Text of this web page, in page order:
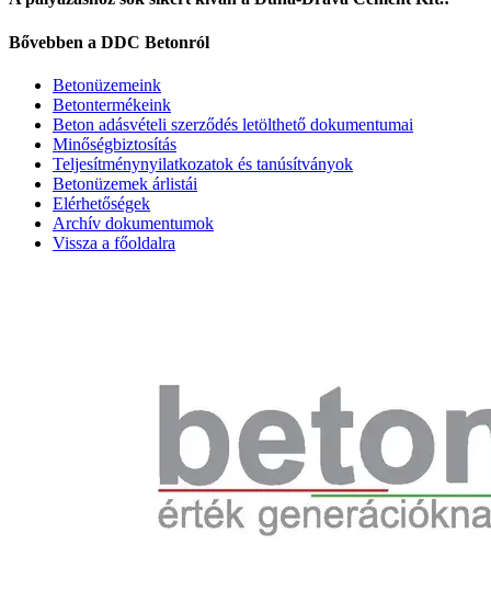
Bővebben a DDC Betonról
Betonüzemeink
Betontermékeink
Beton adásvételi szerződés letölthető dokumentumai
Minőségbiztosítás
Teljesítménynyilatkozatok és tanúsítványok
Betonüzemek árlistái
Elérhetőségek
Archív dokumentumok
Vissza a főoldalra